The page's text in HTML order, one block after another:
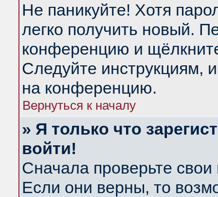
Не паникуйте! Хотя
легко получить новый.
конференцию и
Следуйте инструкциям,
на конференцию.
Вернуться к началу
» Я только что
войти!
Сначала проверьте
Если они верны, то